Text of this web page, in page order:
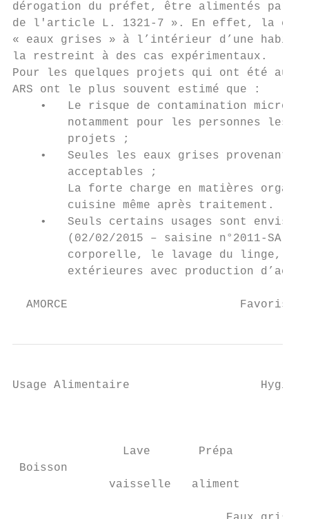
dérogation du préfet, être alimentés par
de l'article L. 1321-7 ». En effet, la
« eaux grises » à l’intérieur d’une
la restreint à des cas expérimentaux.
Pour les quelques projets qui ont été
ARS ont le plus souvent estimé que :
•   Le risque de contamination
notamment pour les personnes les
        projets ;
•   Seules les eaux grises provenant
        acceptables ;
La forte charge en matières
        cuisine même après traitement.
•   Seuls certains usages sont
(02/02/2015 – saisine n°2011-SA-
corporelle, le lavage du linge,
extérieures avec production
AMORCE
Usage Alimentaire
Lave       Prépa
Boisson
vaisselle   aliment